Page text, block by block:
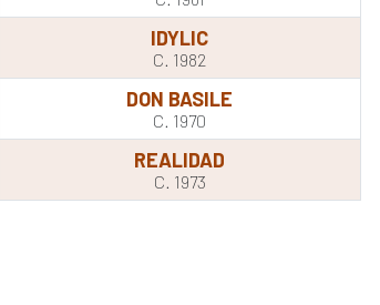
IDYLIC
C. 1982
DON BASILE
C. 1970
REALIDAD
C. 1973